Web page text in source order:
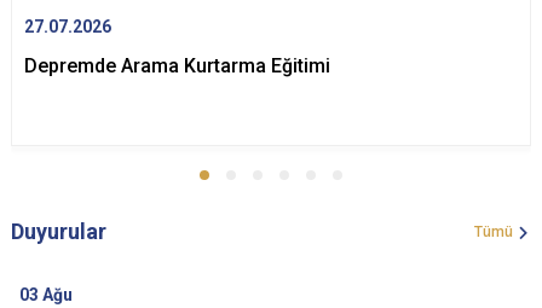
27.07.2026
Depremde Arama Kurtarma Eğitimi
Duyurular Tümü
03 Ağu